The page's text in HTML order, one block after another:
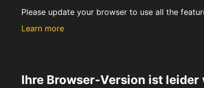
Please update your browser to use all the
Learn more
Ihre Browser-Version ist leider